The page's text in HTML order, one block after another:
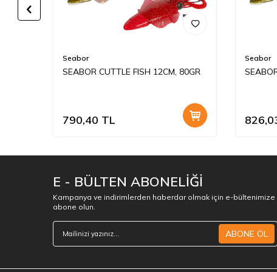
Seabor
SEABOR CUTTLE FISH 12CM, 80GR
790,40 TL
Seabor
E - BÜLTEN ABONELİĞİ
Kampanya ve indirimlerden haberdar olmak için e-bültenimize
abone olun.
ABONE OL